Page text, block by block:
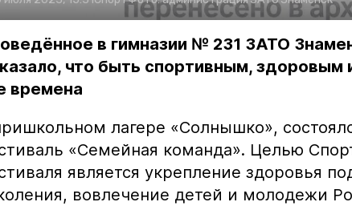
в гимназии № 231 ЗАТО
что быть спортивным, здоровым
времена
лагере «Солнышко»,
«Семейная команда». Целью
является укрепление здоровья
вовлечение детей и молодежи